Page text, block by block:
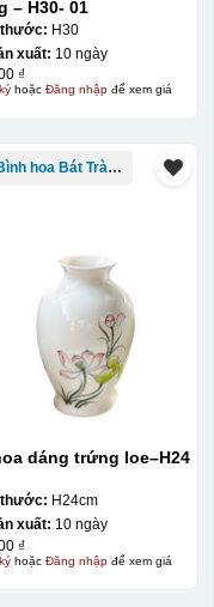
dán decal lên gốm
ra, sau đó thấp
đó dùng miếng nhựa
– H30- 01
H30
xuất: 10 ngày
₫
hoặc Đăng nhậpđể xem giá
Lọ Bình hoa Bát Tràng in logo
dáng trứng loe–H24
thước: H24cm
xuất: 10 ngày
₫
hoặc Đăng nhậpđể xem giá